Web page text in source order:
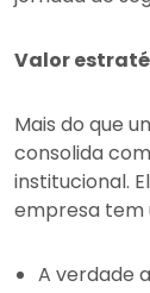
Valor
Mais do que
consolida
institucional.
empresa tem
A verdade